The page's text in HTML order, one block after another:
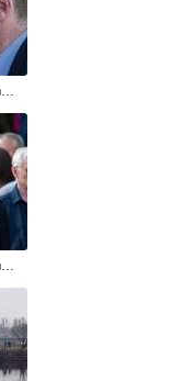
#ильяносков#ильяносков2016#очеммолчатфранцузы #санктпетербург #кино#фильфильфильм @ilya_noskov_official
#ильяносков#ильяносков_главныйгерой @ilya_noskov_official #очеммолчатфранцузы#очёммолчатфранцузы